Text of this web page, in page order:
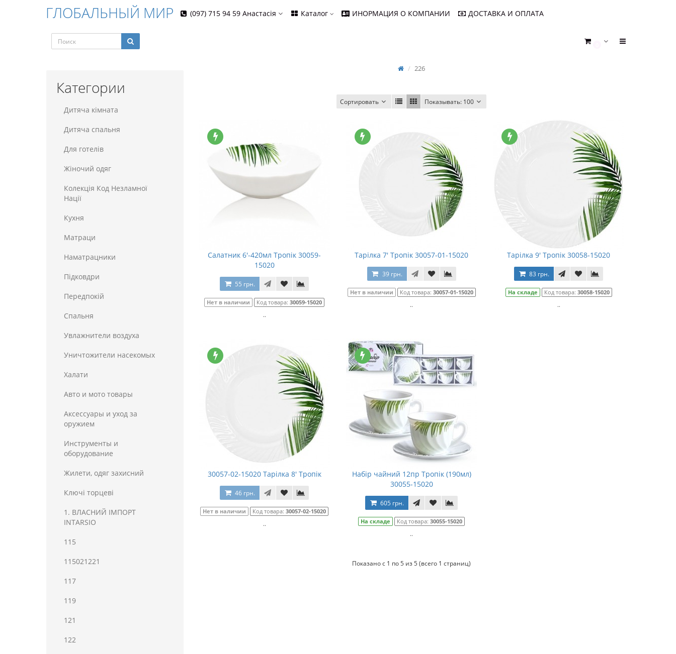
ГЛОБАЛЬНЫЙ МИР (097) 715 94 59 Анастасія Каталог ИНОРМАЦИЯ О КОМПАНИИ ДОСТАВКА И ОПЛАТА
Категории
Дитяча кімната
Дитяча спальня
Для готелiв
Жіночий одяг
Колекція Код Незламної
Нації
Кухня
Матраци
Наматрацники
Пiдковдри
Передпокій
Спальня
Увлажнители воздуха
Уничтожители насекомых
Халати
Авто и мото товары
Аксессуары и уход за
оружием
Инструменты и
оборудование
Жилети, одяг захисний
Ключі торцеві
1. ВЛАСНИЙ ІМПОРТ
INTARSIO
115
115021221
117
119
121
122
226
Сортировать Показывать: 100
Салатник 6'-420мл Тропік 30059-
15020
55 грн.
Нет в наличии Код товара:30059-15020
..
Тарілка 7' Тропік 30057-01-15020
39 грн.
Нет в наличии Код товара: 30057-01-15020
..
Тарілка 9' Тропік 30058-15020
83 грн.
На складе Код товара: 30058-15020
..
30057-02-15020 Тарілка 8' Тропік
46 грн.
Нет в наличии Код товара:30057-02-15020
..
Набір чайний 12пр Тропік (190мл)
30055-15020
605 грн.
На складе Код товара:30055-15020
..
Показано с 1 по 5 из 5 (всего 1 страниц)